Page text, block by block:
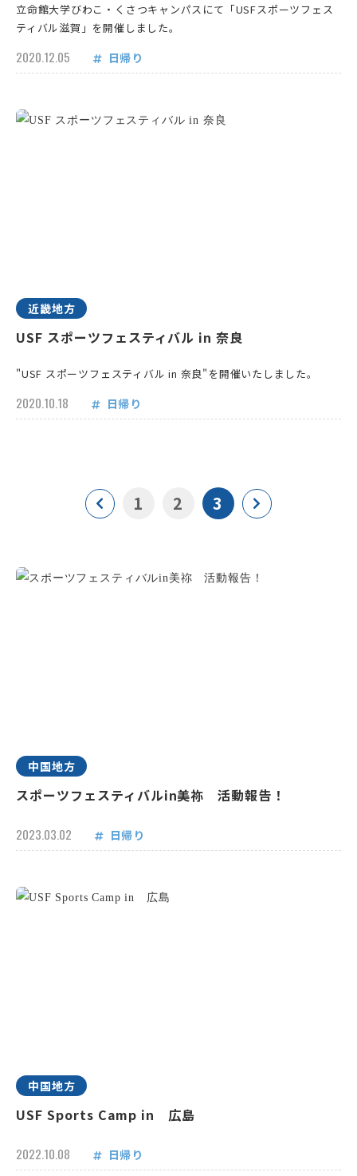
立命館大学びわこ・くさつキャンパスにて「USFスポーツフェス
ティバル滋賀」を開催しました。
2020.12.05 日帰り
近畿地方
USF スポーツフェスティバル in 奈良
"USF スポーツフェスティバル in 奈良"を開催いたしました。
2020.10.18 日帰り
1 2 3
中国地方
スポーツフェスティバルin美祢 活動報告！
2023.03.02 日帰り
中国地方
USF Sports Camp in 広島
2022.10.08 日帰り